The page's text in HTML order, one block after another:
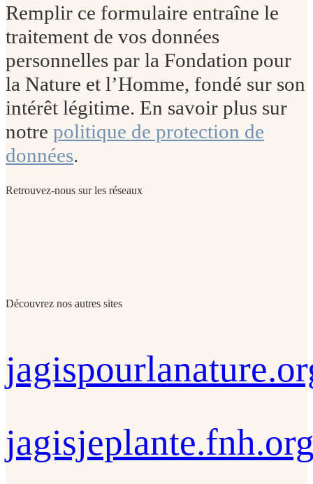
Remplir ce formulaire entraîne le
traitement de vos données
personnelles par la Fondation pour
la Nature et l’Homme, fondé sur son
intérêt légitime. En savoir plus sur
notre politique de protection de
données.
Retrouvez-nous sur les réseaux
Découvrez nos autres sites